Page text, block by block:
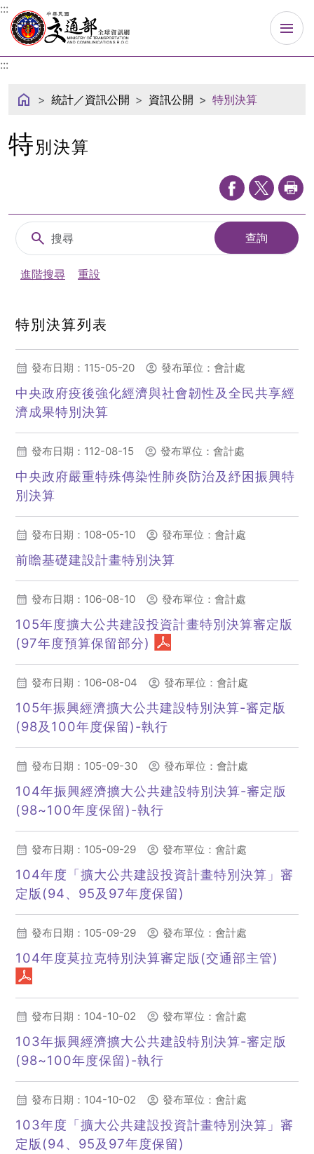
中華民國交通部
:::
:::
統計／資訊公開 資訊公開 特別決算
特別決算
搜尋
查詢
進階搜尋 重設
特別決算列表
發布日期：115-05-20 發布單位：會計處
中央政府疫後強化經濟與社會韌性及全民共享經
濟成果特別決算
發布日期：112-08-15 發布單位：會計處
中央政府嚴重特殊傳染性肺炎防治及紓困振興特
別決算
發布日期：108-05-10 發布單位：會計處
前瞻基礎建設計畫特別決算
(另開新視窗)
發布日期：106-08-10 發布單位：會計處
105年度擴大公共建設投資計畫特別決算審定版
(97年度預算保留部分)
(另開新視窗)
發布日期：106-08-04 發布單位：會計處
105年振興經濟擴大公共建設特別決算-審定版
(98及100年度保留)-執行
(另開新視窗)
發布日期：105-09-30 發布單位：會計處
104年振興經濟擴大公共建設特別決算-審定版
(98~100年度保留)-執行
(另開新視窗)
發布日期：105-09-29 發布單位：會計處
104年度「擴大公共建設投資計畫特別決算」審
定版(94、95及97年度保留)
(另開新視窗)
發布日期：105-09-29 發布單位：會計處
104年度莫拉克特別決算審定版(交通部主管)
(另開新視窗)
發布日期：104-10-02 發布單位：會計處
103年振興經濟擴大公共建設特別決算-審定版
(98~100年度保留)-執行
(另開新視窗)
發布日期：104-10-02 發布單位：會計處
103年度「擴大公共建設投資計畫特別決算」審
定版(94、95及97年度保留)